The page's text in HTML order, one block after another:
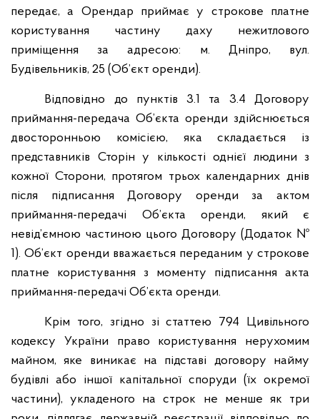
передає, а Орендар приймає у строкове платне
користування частину даху нежитлового
приміщення за адресою: м. Дніпро, вул.
Будівельників, 25 (Об’єкт оренди).
Відповідно до пунктів 3.1 та 3.4 Договору
приймання-передача Об’єкта оренди здійснюється
двосторонньою комісією, яка складається із
представників Сторін у кількості однієї людини з
кожної Сторони, протягом трьох календарних днів
після підписання Договору оренди за актом
приймання-передачі Об’єкта оренди, який є
невід’ємною частиною цього Договору (Додаток №
1). Об’єкт оренди вважається переданим у строкове
платне користування з моменту підписання акта
приймання-передачі Об’єкта оренди.
Крім того, згідно зі статтею 794 Цивільного
кодексу України право користування нерухомим
майном, яке виникає на підставі договору найму
будівлі або іншої капітальної споруди (їх окремої
частини), укладеного на строк не менше як три